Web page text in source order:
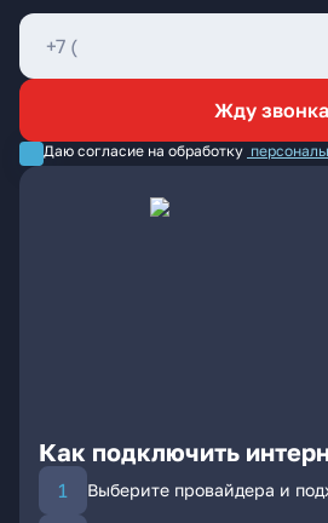
Жду звонка
Даю согласие на обработку
Как подключить
Выберите провайдера и